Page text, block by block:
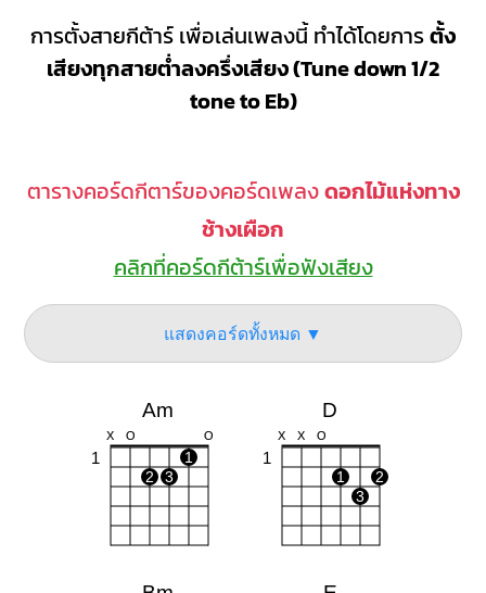
การตั้งสายกีต้าร์ เพื่อเล่นเพลงนี้ ทำได้โดยการตั้ง
เสียงทุกสายต่ำลงครึ่งเสียง (Tune down 1/2
tone to Eb)
ตารางคอร์ดกีตาร์ของคอร์ดเพลงดอกไม้แห่งทาง
ช้างเผือก
คลิกที่คอร์ดกีต้าร์เพื่อฟังเสียง
แสดงคอร์ดทั้งหมด ▼
Am
X O O
1
1
2
3
D
X X O
1
1
2
3